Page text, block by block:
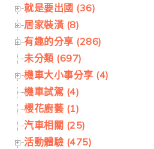
就是要出國 (36)
居家裝潢 (8)
有趣的分享 (286)
未分類 (697)
機車大小事分享 (4)
機車試駕 (4)
櫻花廚藝 (1)
汽車相關 (25)
活動體驗 (475)